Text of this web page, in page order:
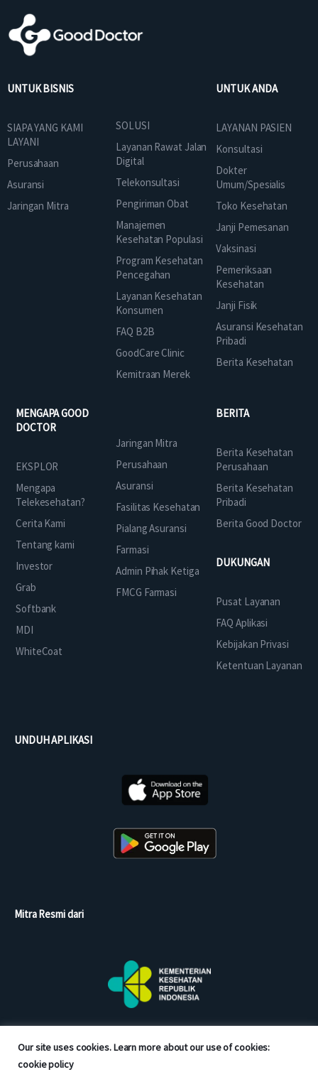
Our site uses cookies. Learn more about our use of cookies:
cookie policy
UNTUK BISNIS
SIAPA YANG KAMI
LAYANI
Perusahaan
Asuransi
Jaringan Mitra
SOLUSI
Layanan Rawat Jalan
Digital
Telekonsultasi
Pengiriman Obat
Manajemen
Kesehatan Populasi
Program Kesehatan
Pencegahan
Layanan Kesehatan
Konsumen
FAQ B2B
GoodCare Clinic
Kemitraan Merek
UNTUK ANDA
LAYANAN PASIEN
Konsultasi
Dokter
Umum/Spesialis
Toko Kesehatan
Janji Pemesanan
Vaksinasi
Pemeriksaan
Kesehatan
Janji Fisik
Asuransi Kesehatan
Pribadi
Berita Kesehatan
MENGAPA GOOD
DOCTOR
EKSPLOR
Mengapa
Telekesehatan?
Cerita Kami
Tentang kami
Investor
Grab
Softbank
MDI
WhiteCoat
Jaringan Mitra
Perusahaan
Asuransi
Fasilitas Kesehatan
Pialang Asuransi
Farmasi
Admin Pihak Ketiga
FMCG Farmasi
BERITA
Berita Kesehatan
Perusahaan
Berita Kesehatan
Pribadi
Berita Good Doctor
DUKUNGAN
Pusat Layanan
FAQ Aplikasi
Kebijakan Privasi
Ketentuan Layanan
UNDUH APLIKASI
Mitra Resmi dari